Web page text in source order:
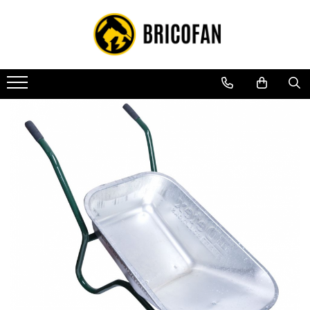
Toate Produsele
Vehicule electrice
Atv
Fără permis
Masini electrice
Motocross
Piese de schimb vehicule electrice
Scutere electrice
Scutere pe benzina
Tricicluri cargo fara permis
Tricicluri persoane